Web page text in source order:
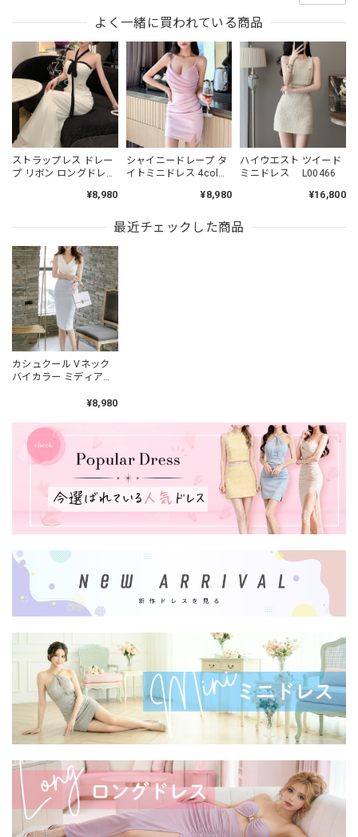
よく一緒に買われている商品
ストラップレス ドレー
プ リボン ロングドレス
¥8,980
シャイニードレープ タ
イトミニドレス 4col
¥8,980
ハイウエスト ツイード
ミニドレス L00466
¥16,800
最近チェックした商品
カシュクール Vネック
バイカラー ミディアム
¥8,980